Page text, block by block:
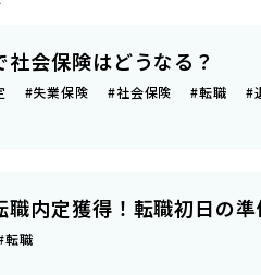
社会保険はどうなる？
#失業保険 #社会保険 #転職 #
職内定獲得！転職初日の
職